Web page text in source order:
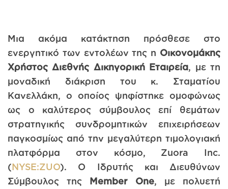
Μια ακόμα κατάκτηση πρόσθεσε στο
ενεργητικό των εντολέων της η Οικονομάκης
Χρήστος Διεθνής Δικηγορική Εταιρεία , με τη
μοναδική διάκριση του κ. Σταματίου
Κανελλάκη, ο οποίος ψηφίστηκε ομοφώνως
ως ο καλύτερος σύμβουλος επί θεμάτων
στρατηγικής συνδρομητικών επιχειρήσεων
παγκοσμίως από την μεγαλύτερη τιμολογιακή
πλατφόρμα στον κόσμο, Zuora Inc.
(NYSE:ZUO). Ο Ιδρυτής και Διευθύνων
Σύμβουλος της Member One, με πολυετή